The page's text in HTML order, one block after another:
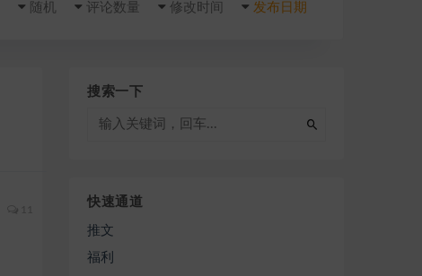
发布日期
修改时间
评论数量
随机
搜索一下
快速通道
推文
福利